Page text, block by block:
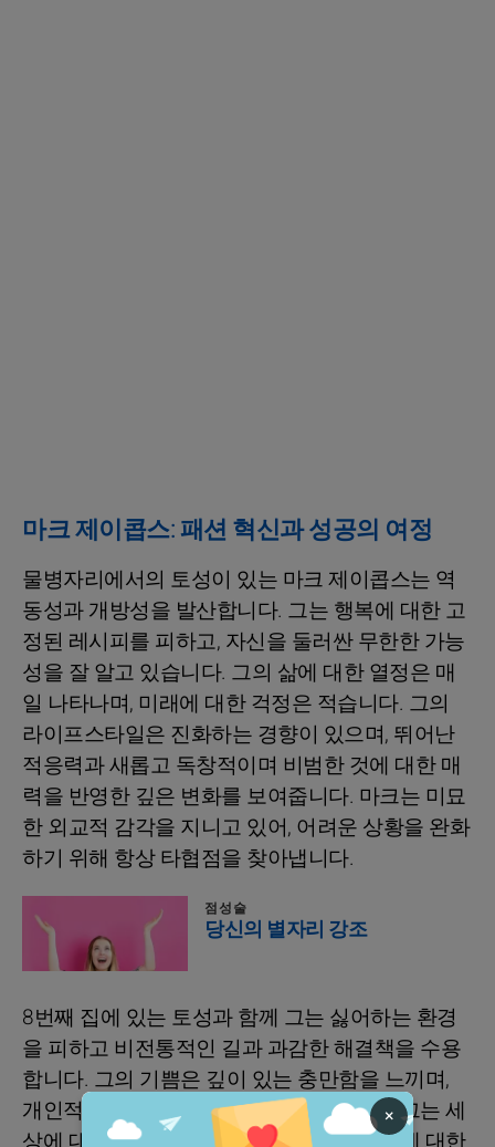
마크 제이콥스: 패션 혁신과 성공의 여정
물병자리에서의 토성이 있는 마크 제이콥스는 역
동성과 개방성을 발산합니다. 그는 행복에 대한 고
정된 레시피를 피하고, 자신을 둘러싼 무한한 가능
성을 잘 알고 있습니다. 그의 삶에 대한 열정은 매
일 나타나며, 미래에 대한 걱정은 적습니다. 그의
라이프스타일은 진화하는 경향이 있으며, 뛰어난
적응력과 새롭고 독창적이며 비범한 것에 대한 매
력을 반영한 깊은 변화를 보여줍니다. 마크는 미묘
한 외교적 감각을 지니고 있어, 어려운 상황을 완화
하기 위해 항상 타협점을 찾아냅니다.
점성술
당신의 별자리 강조
8번째 집에 있는 토성과 함께 그는 싫어하는 환경
을 피하고 비전통적인 길과 과감한 해결책을 수용
합니다. 그의 기쁨은 깊이 있는 충만함을 느끼며,
개인적인 성장은 열정에 의해 번성합니다. 그는 세
×